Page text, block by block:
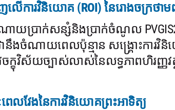
ើការវិនិយោគ (ROI) នៃរោងចក្រថា
ាយប្រាក់សន្សំនិងប្រាក់ចំណូល
ានឹងចំណាយពេលប៉ុន្មាន សង្គ្រោះការវិ
ចក្ខុវិស័យច្បាស់លាស់នៃលទ្ធភាពហិរញ្ញវ
លវែងនៃការវិនិយោគព្រះអាទិត្យ